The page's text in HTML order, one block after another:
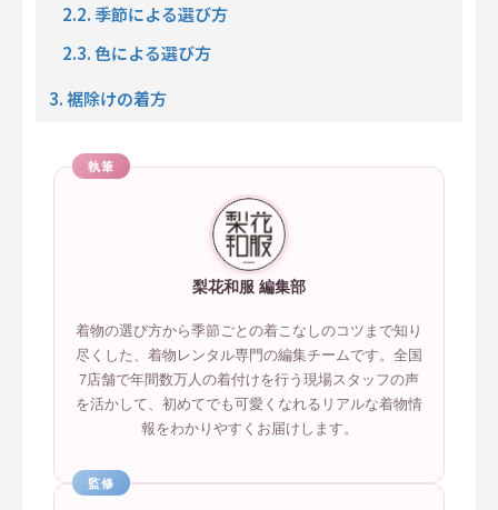
2.2. 季節による選び方
2.3. 色による選び方
3. 裾除けの着方
執筆
梨花和服 編集部
着物の選び方から季節ごとの着こなしのコツまで知り
尽くした、着物レンタル専門の編集チームです。全国
7店舗で年間数万人の着付けを行う現場スタッフの声
を活かして、初めてでも可愛くなれるリアルな着物情
報をわかりやすくお届けします。
監修